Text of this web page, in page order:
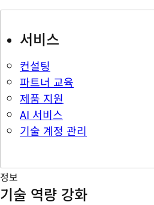
서비스
컨설팅
파트너 교육
제품 지원
AI 서비스
기술 계정 관리
정보
기술 역량 강화